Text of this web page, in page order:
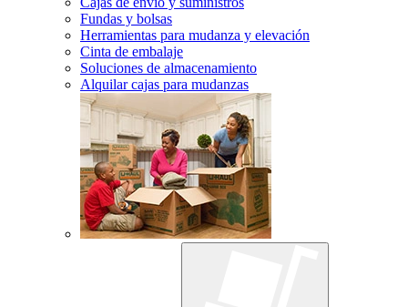
Fundas y bolsas
Herramientas para mudanza y elevación
Cinta de embalaje
Soluciones de almacenamiento
Alquilar cajas para mudanzas